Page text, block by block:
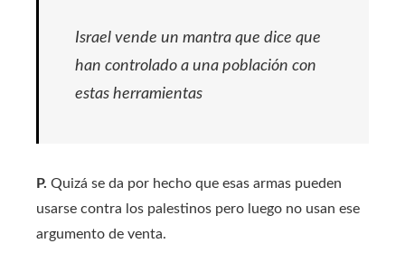
Israel vende un mantra que dice que
han controlado a una población con
estas herramientas
P. Quizá se da por hecho que esas armas pueden
usarse contra los palestinos pero luego no usan ese
argumento de venta.